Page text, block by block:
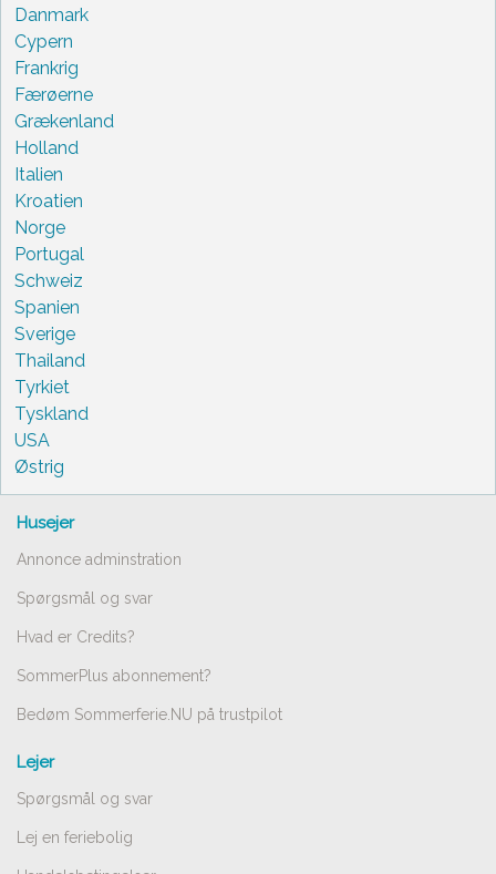
Danmark
Cypern
Frankrig
Færøerne
Grækenland
Holland
Italien
Kroatien
Norge
Portugal
Schweiz
Spanien
Sverige
Thailand
Tyrkiet
Tyskland
USA
Østrig
Husejer
Annonce adminstration
Spørgsmål og svar
Hvad er Credits?
SommerPlus abonnement?
Bedøm Sommerferie.NU på trustpilot
Lejer
Spørgsmål og svar
Lej en feriebolig